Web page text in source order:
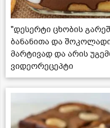
"დესერტი ცხობის
ბანანითა და
მარტივად და არის
ვიდეორეცეპტი